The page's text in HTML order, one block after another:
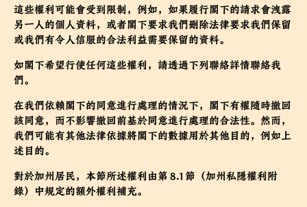
這些權利可能會受到限制，例如，如果履行閣下的請求會洩露
另一人的個人資料，或者閣下要求我們刪除法律要求我們保留
或我們有令人信服的合法利益需要保留的資料。
如閣下希望行使任何這些權利，請透過下列聯絡詳情聯絡我
們。
在我們依賴閣下的同意進行處理的情況下，閣下有權隨時撤回
該同意，而不影響撤回前基於同意進行處理的合法性。然而，
我們可能有其他法律依據將閣下的數據用於其他目的，例如上
述目的。
對於加州居民，本節所述權利由第 8.1 節（加州私隱權利附
錄）中規定的額外權利補充。